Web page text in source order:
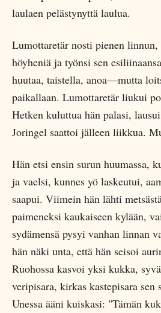
laulaen pelästynyttä laulua.
Lumottaretär nosti pienen
höyheniä ja työnsi sen
huutaa, taistella, anoa—mutta
paikallaan. Lumottaretär liukui
Hetken kuluttua hän palasi,
Joringel saattoi jälleen liikkua.
Hän etsi ensin surun huumassa,
ja vaelsi, kunnes yö laskeutui,
saapui. Viimein hän lähti
paimeneksi kaukaiseen kylään,
sydämensä pysyi vanhan linnan
hän näki unta, että hän seisoi
Ruohossa kasvoi yksi kukka,
veripisara, kirkas kastepisara sen
Unessa ääni kuiskasi: "Tämän